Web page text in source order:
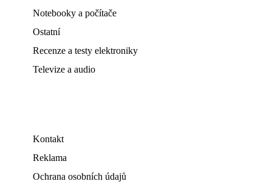
Notebooky a počítače
Ostatní
Recenze a testy elektroniky
Televize a audio
Kontakt
Reklama
Ochrana osobních údajů